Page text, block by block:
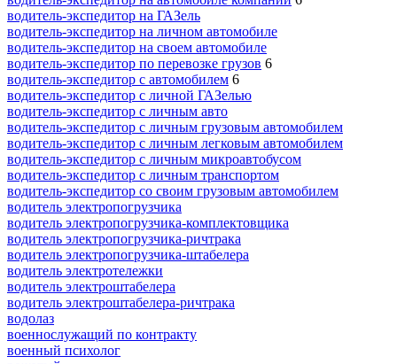
водитель-экспедитор на ГАЗель
водитель-экспедитор на личном автомобиле
водитель-экспедитор на своем автомобиле
водитель-экспедитор по перевозке грузов 6
водитель-экспедитор с автомобилем 6
водитель-экспедитор с личной ГАЗелью
водитель-экспедитор с личным авто
водитель-экспедитор с личным грузовым автомобилем
водитель-экспедитор с личным легковым автомобилем
водитель-экспедитор с личным микроавтобусом
водитель-экспедитор с личным транспортом
водитель-экспедитор со своим грузовым автомобилем
водитель электропогрузчика
водитель электропогрузчика-комплектовщика
водитель электропогрузчика-ричтрака
водитель электропогрузчика-штабелера
водитель электротележки
водитель электроштабелера
водитель электроштабелера-ричтрака
водолаз
военнослужащий по контракту
военный психолог